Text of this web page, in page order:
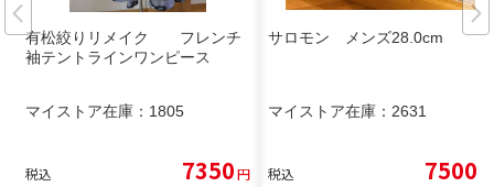
有松絞りリメイク フレンチ
袖テントラインワンピース
マイストア在庫： 1805
税込 7350円
サロモン メンズ28.0cm
マイストア在庫： 2631
税込 7500